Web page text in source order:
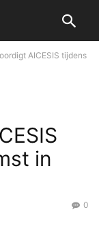
AICESIS tijdens
in
0